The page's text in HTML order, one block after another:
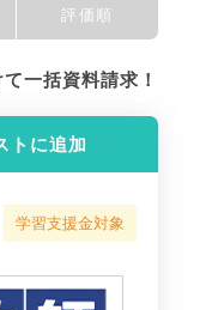
評価順
一括資料請求！
トに追加
学習支援金対象